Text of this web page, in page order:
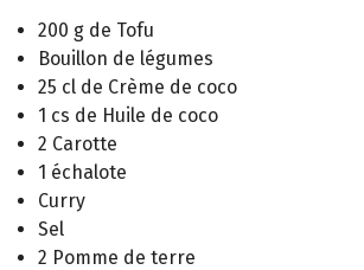
200 g de Tofu
Bouillon de légumes
25 cl de Crème de coco
1 cs de Huile de coco
2 Carotte
1 échalote
Curry
Sel
2 Pomme de terre